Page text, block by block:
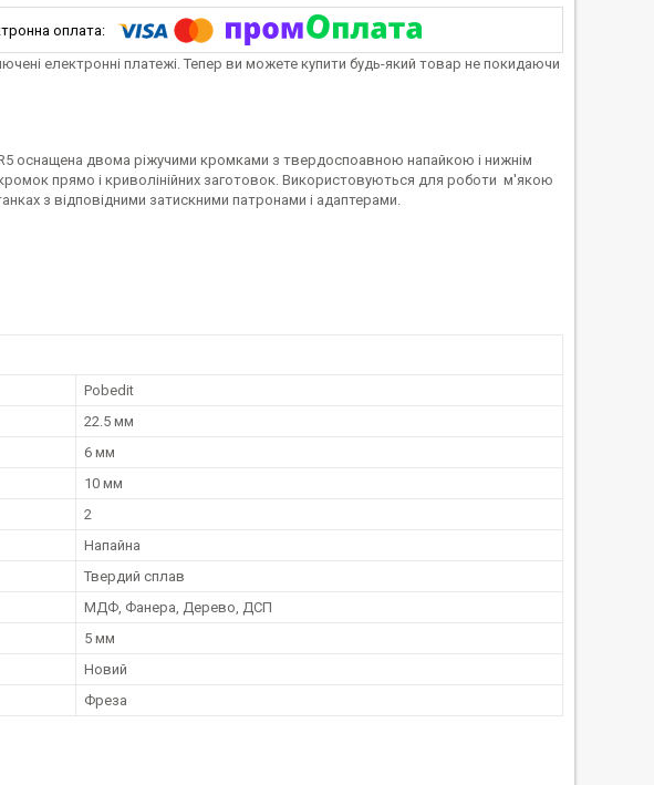
електронні платежі. Тепер ви можете купити будь-який товар не покидаючи
оснащена двома ріжучими кромками з твердоспоавною напайкою і нижнім
прямо і криволінійних заготовок. Використовуються для роботи м'якою
з відповідними затискними патронами і адаптерами.
Pobedit
22.5 мм
6 мм
10 мм
2
Напайна
Твердий сплав
МДФ, Фанера, Дерево, ДСП
5 мм
Новий
Фреза